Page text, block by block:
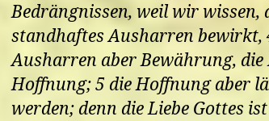
Bedrängnissen, weil wir wissen,
standhaftes Ausharren bewirkt,
Ausharren aber Bewährung,
Hoffnung; 5 die Hoffnung aber
werden; denn die Liebe Gottes